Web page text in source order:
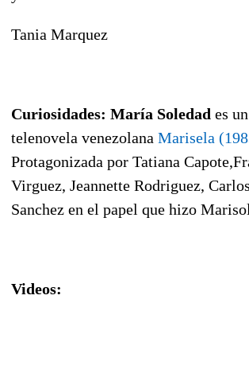
Tania Marquez
Curiosidades: María Soledad es
telenovela venezolana Marisela
Protagonizada por Tatiana
Virguez, Jeannette Rodriguez,
Sanchez en el papel que hizo
Videos: